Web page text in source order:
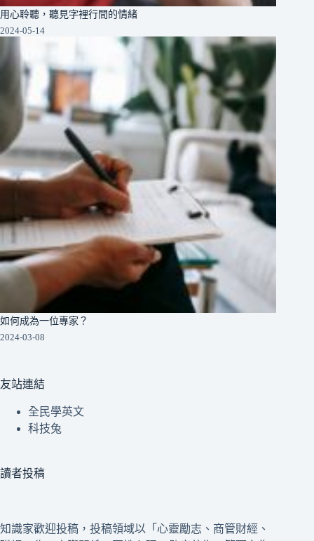
用心聆聽，聽見字裡行間的情緒
2024-05-14
如何成為一位專家？
2024-03-08
友站連結
全民學英文
科技兔
讀者投稿
知識家歡迎投稿，投稿領域以「心靈勵志、商管財經、